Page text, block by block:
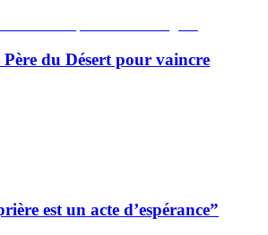
Père du Désert pour vaincre
est un acte d’espérance”